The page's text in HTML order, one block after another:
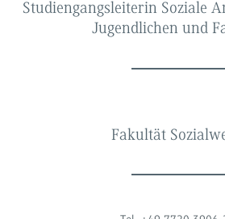
Studiengangsleiterin Soziale
Jugendlichen und
Fakultät